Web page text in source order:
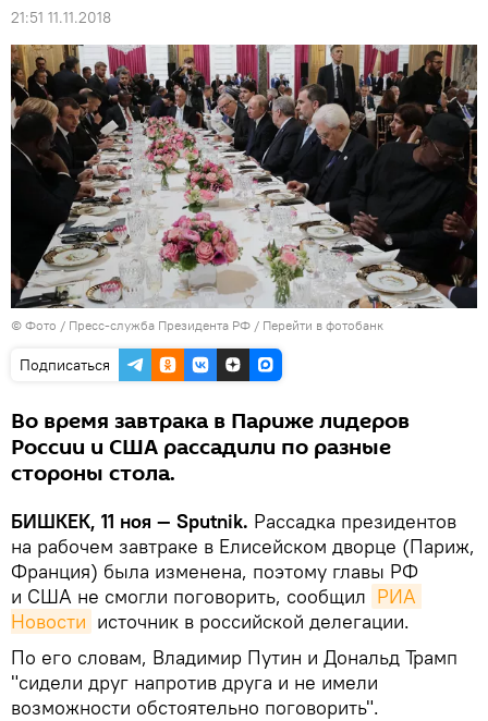
21:51 11.11.2018
© Фото / Пресс-служба Президента РФ / Перейти в фотобанк
Подписаться
Во время завтрака в Париже лидеров
России и США рассадили по разные
стороны стола.
БИШКЕК, 11 ноя — Sputnik. Рассадка президентов
на рабочем завтраке в Елисейском дворце (Париж,
Франция) была изменена, поэтому главы РФ
и США не смогли поговорить, сообщил РИА
Новости источник в российской делегации.
По его словам, Владимир Путин и Дональд Трамп
"сидели друг напротив друга и не имели
возможности обстоятельно поговорить".